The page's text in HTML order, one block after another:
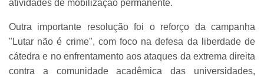
atividades de mobilização permanente.
Outra importante resolução foi o reforço da campanha
"Lutar não é crime", com foco na defesa da liberdade de
cátedra e no enfrentamento aos ataques da extrema direita
contra a comunidade acadêmica das universidades,